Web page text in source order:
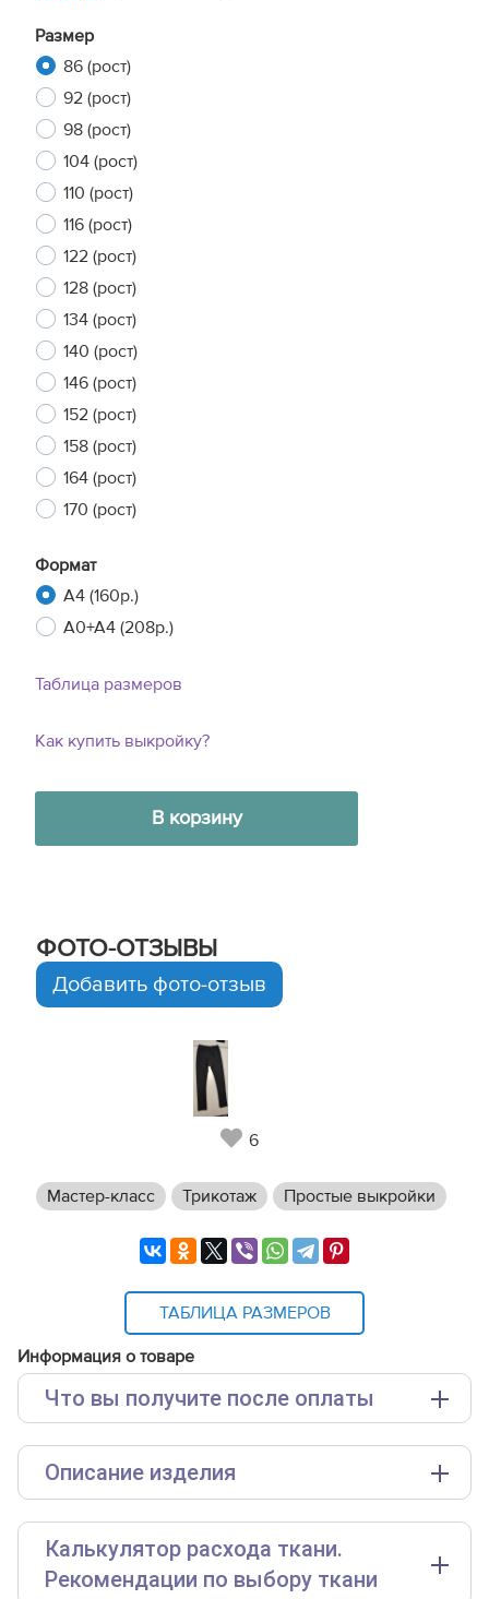
Размер
86 (рост)
92 (рост)
98 (рост)
104 (рост)
110 (рост)
116 (рост)
122 (рост)
128 (рост)
134 (рост)
140 (рост)
146 (рост)
152 (рост)
158 (рост)
164 (рост)
170 (рост)
Формат
A4 (160р.)
A0+A4 (208р.)
Таблица размеров
Как купить выкройку?
В корзину
ФОТО-ОТЗЫВЫ
Добавить фото-отзыв
6
Мастер-класс Трикотаж Простые выкройки
ТАБЛИЦА РАЗМЕРОВ
Информация о товаре
Что вы получите после оплаты
Выкройка PDF для печати на принтере A4 или
плоттере A0 с шириной печати 810мм в зависимости
от выбора формата
Инструкция-кальсоны-для-мальчика-KP031012.pdf
Дополнительные файлы:
Описание изделия
Для ознакомления доступны следующие
размерывыкройки бесплатно: 92, 128, 140. Чтобы их
Калькулятор расхода ткани.
Рекомендации по выбору ткани